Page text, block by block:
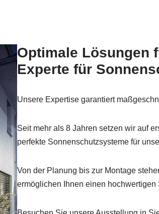
Optimale Lösungen
Experte für
Unsere Expertise garantiert
Seit mehr als 8 Jahren setzen wir auf
perfekte Sonnenschutzsysteme für
Von der Planung bis zur Montage
ermöglichen Ihnen einen hochwertigen